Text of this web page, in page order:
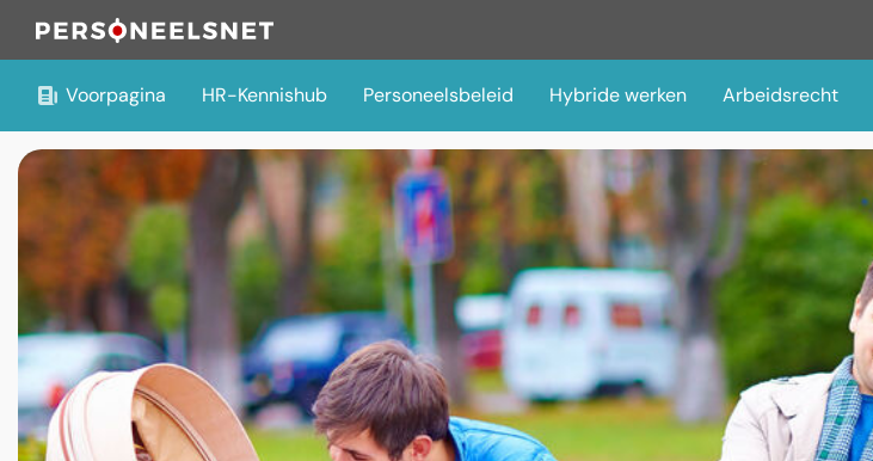
Voorpagina HR-Kennishub Personeelsbeleid Hybride werken Arbeidsrecht